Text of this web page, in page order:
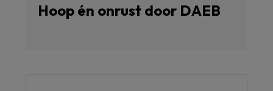
Hoop én onrust door DAEB